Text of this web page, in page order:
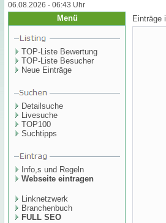
06.08.2026 - 06:43 Uhr
Menü
TOP-Liste Bewertung
TOP-Liste Besucher
Neue Einträge
Detailsuche
Livesuche
TOP100
Suchtipps
Info,s und Regeln
Webseite eintragen
Linknetzwerk
Branchenbuch
FULL SEO
Einträge